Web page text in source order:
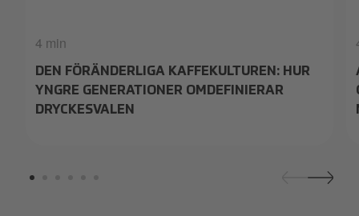
4 min
DEN FÖRÄNDERLIGA KAFFEKULTUREN: HUR
YNGRE GENERATIONER OMDEFINIERAR
DRYCKESVALEN